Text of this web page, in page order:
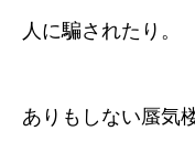
人に騙されたり。
ありもしない蜃気